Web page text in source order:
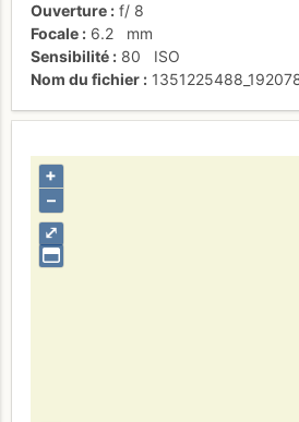
Ouverture
f/ 8
Focale
6.2
mm
Sensibilité
80
ISO
Nom du fichier
⤢
+
–